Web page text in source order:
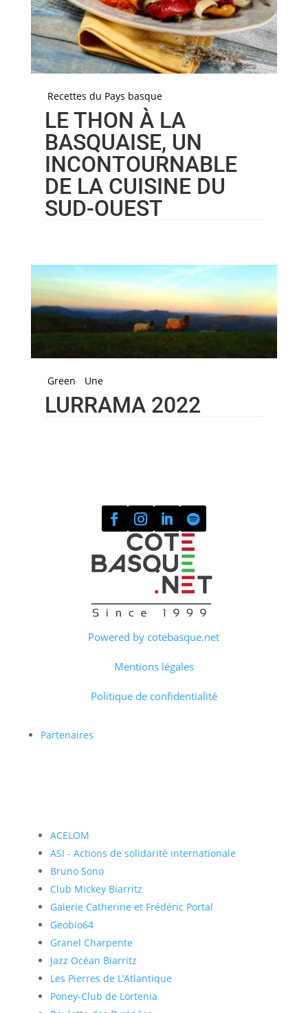
Recettes du Pays basque
LE THON À LA
BASQUAISE, UN
INCONTOURNABLE
DE LA CUISINE DU
SUD-OUEST
Green Une
LURRAMA 2022
Powered by cotebasque.net
Mentions légales
Politique de confidentialité
Partenaires
ACELOM
ASI - Actions de solidarité internationale
Bruno Sono
Club Mickey Biarritz
Galerie Catherine et Frédéric Portal
Geobio64
Granel Charpente
Jazz Océan Biarritz
Les Pierres de L’Atlantique
Poney-Club de Lortenia